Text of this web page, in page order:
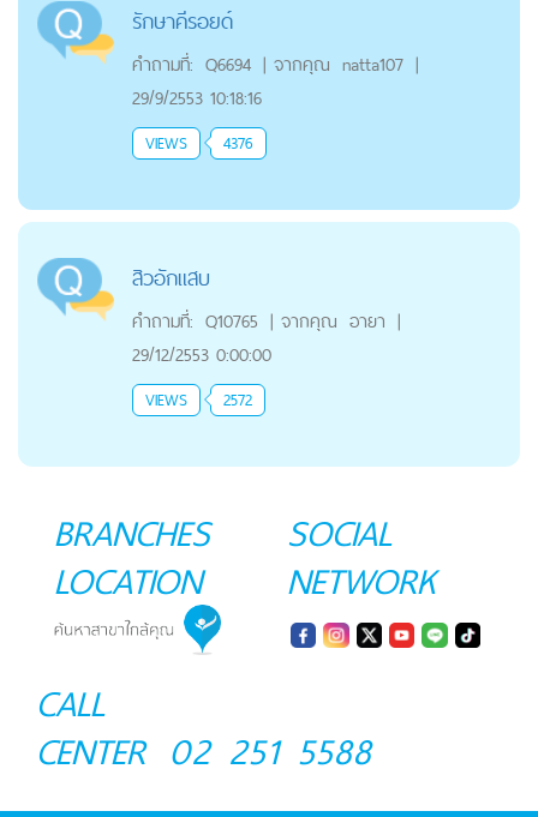
รักษาคีรอยด์
คำถามที่: Q6694 | จากคุณ natta107 |
29/9/2553 10:18:16
VIEWS 4376
สิวอักแสบ
คำถามที่: Q10765 | จากคุณ อายา |
29/12/2553 0:00:00
VIEWS 2572
BRANCHES
LOCATION
SOCIAL
NETWORK
CALL
CENTER 02 251 5588